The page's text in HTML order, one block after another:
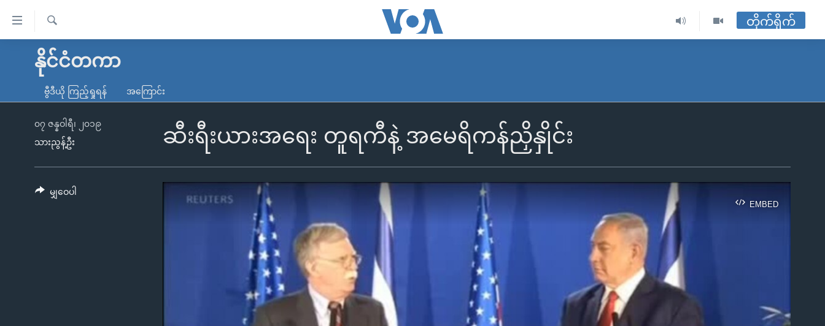
လွယ်ကူ
သည့်
မူလစာမျက်နှာ
ကမ္ဘာ့သတင်းများ
နိုင်ငံတကာ
အမေရိကန်
တရုတ်
အစ္စရေး-ပါလက်စတိုင်း
သတင်းလွတ်လပ်ခွင့်
ရပ်ဝန်းတခု လမ်းတခု အလွန်
အင်္ဂလိပ်စာလေ့လာမယ်
ရှာဖွေ
ရ
လာ
တိုက်ရိုက်
နိုင်ငံတကာ
ဗွီဒီယို ကြည့်ရှုရန် အကြောင်း
ဆီးရီးယားအရေး တူရကီနဲ့ အမေရိကန်ညှိနှိုင်း
၀၇ ဇန္နဝါရီ၊ ၂၀၁၉
သားညွန့်ဦး
EMBED
မျှဝေပါ